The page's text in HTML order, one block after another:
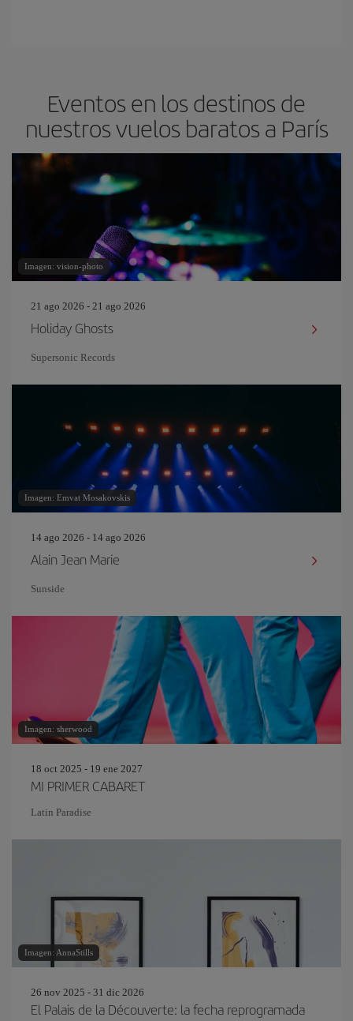
Eventos en los destinos de
nuestros vuelos baratos a París
Imagen: vision-photo
21 ago 2026 - 21 ago 2026
Holiday Ghosts
Supersonic Records
Imagen: Emvat Mosakovskis
14 ago 2026 - 14 ago 2026
Alain Jean Marie
Sunside
Imagen: sherwood
18 oct 2025 - 19 ene 2027
MI PRIMER CABARET
Latin Paradise
Imagen: AnnaStills
26 nov 2025 - 31 dic 2026
El Palais de la Découverte: la fecha reprogramada